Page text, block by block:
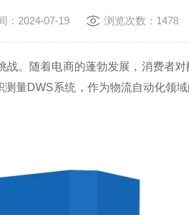
：2024-07-19 浏览次数：1478
。随着电商的蓬勃发展，消费者
量DWS系统，作为物流自动化领